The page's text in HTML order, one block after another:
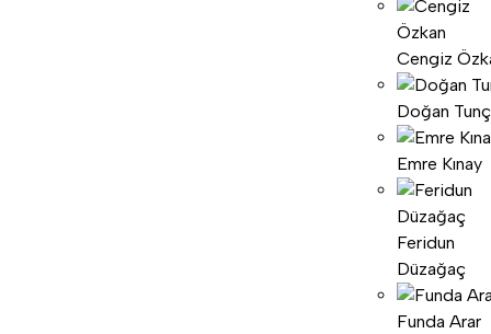
Cengiz
Doğan
Emre Kınay
Feridun
Düzağaç
Funda Arar